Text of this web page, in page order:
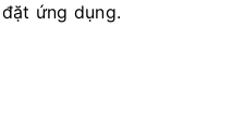
ứng dụng.